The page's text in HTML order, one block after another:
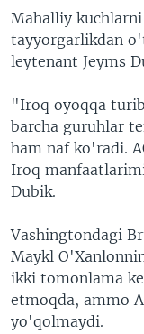
Mahalliy
tayyorgarlikdan
leytenant Jeyms
"Iroq oyoqqa
barcha guruhlar
ham naf ko'radi.
Iroq
Dubik.
Vashingtondagi
Maykl
ikki tomonlama
etmoqda, ammo
yo'qolmaydi.